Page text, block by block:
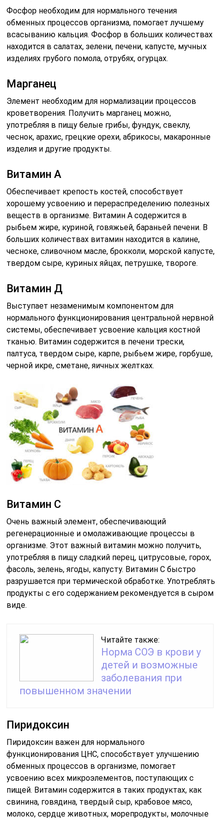
Фосфор необходим для нормального течения
обменных процессов организма, помогает лучшему
всасыванию кальция. Фосфор в больших количествах
находится в салатах, зелени, печени, капусте, мучных
изделиях грубого помола, отрубях, огурцах.
Марганец
Элемент необходим для нормализации процессов
кроветворения. Получить марганец можно,
употребляя в пищу белые грибы, фундук, свеклу,
чеснок, арахис, грецкие орехи, абрикосы, макаронные
изделия и другие продукты.
Витамин А
Обеспечивает крепость костей, способствует
хорошему усвоению и перераспределению полезных
веществ в организме. Витамин А содержится в
рыбьем жире, куриной, говяжьей, бараньей печени. В
больших количествах витамин находится в калине,
чесноке, сливочном масле, брокколи, морской капусте,
твердом сыре, куриных яйцах, петрушке, твороге.
Витамин Д
Выступает незаменимым компонентом для
нормального функционирования центральной нервной
системы, обеспечивает усвоение кальция костной
тканью. Витамин содержится в печени трески,
палтуса, твердом сыре, карпе, рыбьем жире, горбуше,
черной икре, сметане, яичных желтках.
Витамин С
Очень важный элемент, обеспечивающий
регенерационные и омолаживающие процессы в
организме. Этот важный витамин можно получить,
употребляя в пищу сладкий перец, цитрусовые, горох,
фасоль, зелень, ягоды, капусту. Витамин С быстро
разрушается при термической обработке. Употреблять
продукты с его содержанием рекомендуется в сыром
виде.
Читайте также:
Норма СОЭ в крови у
детей и возможные
заболевания при
повышенном значении
Пиридоксин
Пиридоксин важен для нормального
функционирования ЦНС, способствует улучшению
обменных процессов в организме, помогает
усвоению всех микроэлементов, поступающих с
пищей. Витамин содержится в таких продуктах, как
свинина, говядина, твердый сыр, крабовое мясо,
молоко, сердце животных, морепродукты, молочные